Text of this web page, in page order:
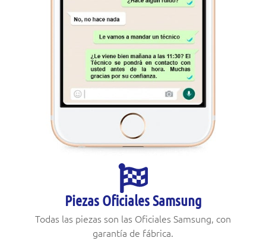
Piezas Oficiales Samsung
Todas las piezas son las Oficiales Samsung, con
garantía de fábrica.